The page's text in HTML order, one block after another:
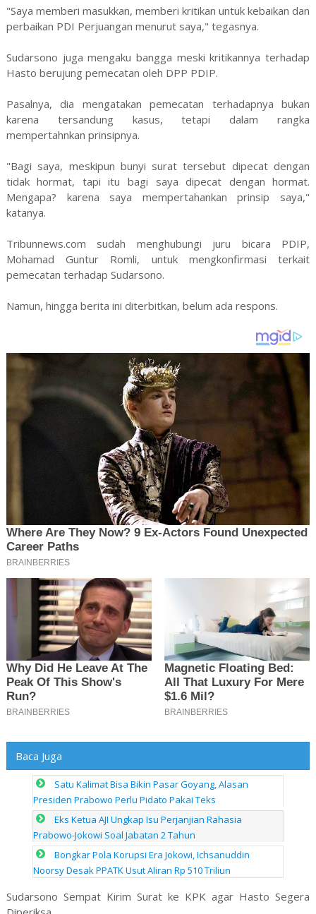
"Saya memberi masukkan, memberi kritikan untuk kebaikan dan
perbaikan PDI Perjuangan menurut saya," tegasnya.
Sudarsono juga mengaku bangga meski kritikannya terhadap
Hasto berujung pemecatan oleh DPP PDIP.
Pasalnya, dia mengatakan pemecatan terhadapnya bukan
karena tersandung kasus, tetapi dalam rangka
mempertahnkan prinsipnya.
"Bagi saya, meskipun bunyi surat tersebut dipecat dengan
tidak hormat, tapi itu bagi saya dipecat dengan hormat.
Mengapa? karena saya mempertahankan prinsip saya,"
katanya.
Tribunnews.com sudah menghubungi juru bicara PDIP,
Mohamad Guntur Romli, untuk mengkonfirmasi terkait
pemecatan terhadap Sudarsono.
Namun, hingga berita ini diterbitkan, belum ada respons.
Baca Juga
Satu Kalimat Bisa Bikin Pasar Goyang, Alasan
Presiden Prabowo Perlu Pidato Pakai Teks
Eks Ketua AJI Ungkap Isu Perjanjian Rahasia
Prabowo-Jokowi Soal Jabatan 2 Tahun
Bongkar Pola Korupsi Era Jokowi, Ichsanuddin
Noorsy Desak PPATK Usut Aliran Rp 510 Triliun
Sudarsono Sempat Kirim Surat ke KPK agar Hasto Segera